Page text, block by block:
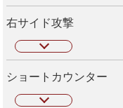
右サイド攻撃
ショートカウンター